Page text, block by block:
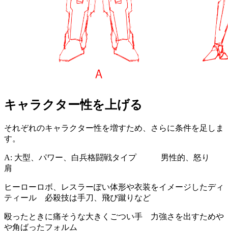
キャラクター性を上げる
それぞれのキャラクター性を増すため、さらに条件を足しま
す。
A: 大型、パワー、白兵格闘戦タイプ 男性的、怒り
肩
ヒーローロボ、レスラーぽい体形や衣装をイメージしたディ
ティール 必殺技は手刀、飛び蹴りなど
殴ったときに痛そうな大きくごつい手 力強さを出すためや
や角ばったフォルム